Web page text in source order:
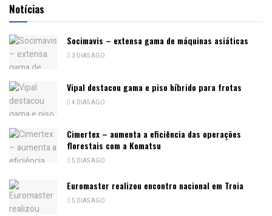
Notícias
Socimavis – extensa gama de máquinas asiáticas
3 DIAS AGO
Vipal destacou gama e piso híbrido para frotas
4 DIAS AGO
Cimertex – aumenta a eficiência das operações
florestais com a Komatsu
5 DIAS AGO
Euromaster realizou encontro nacional em Troia
5 DIAS AGO